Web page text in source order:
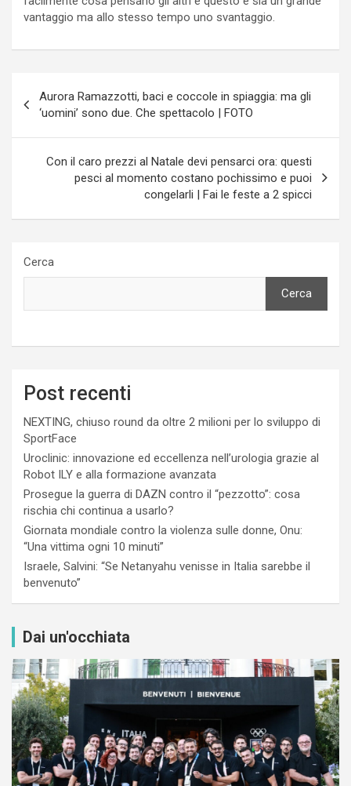
vantaggio ma allo stesso tempo uno svantaggio.
articoli
Aurora Ramazzotti, baci e coccole in spiaggia: ma gli
‘uomini’ sono due. Che spettacolo | FOTO
Con il caro prezzi al Natale devi pensarci ora: questi
pesci al momento costano pochissimo e puoi
congelarli | Fai le feste a 2 spicci
Cerca
Cerca
Post recenti
NEXTING, chiuso round da oltre 2 milioni per lo sviluppo di
SportFace
Uroclinic: innovazione ed eccellenza nell’urologia grazie al
Robot ILY e alla formazione avanzata
Prosegue la guerra di DAZN contro il “pezzotto”: cosa
rischia chi continua a usarlo?
Giornata mondiale contro la violenza sulle donne, Onu:
“Una vittima ogni 10 minuti”
Israele, Salvini: “Se Netanyahu venisse in Italia sarebbe il
benvenuto”
Dai un'occhiata